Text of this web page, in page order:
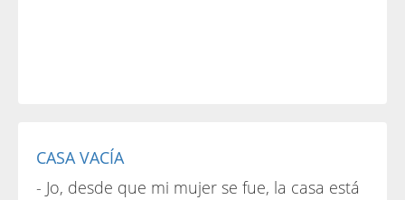
CASA VACÍA
- Jo, desde que mi mujer se fue, la casa está